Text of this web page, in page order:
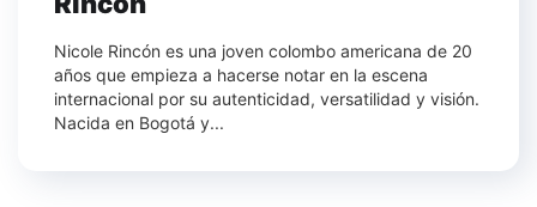
Nicole Rincón es una joven colombo americana de 20
años que empieza a hacerse notar en la escena
internacional por su autenticidad, versatilidad y visión.
Nacida en Bogotá y...